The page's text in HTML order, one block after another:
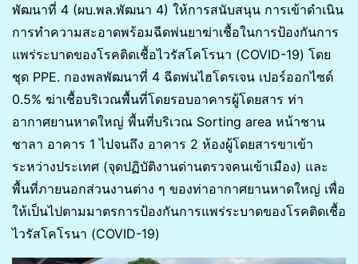
พัฒนาที่ 4 (ผบ.พล.พัฒนา 4) ให้การสนับสนุน การเข้าดำเนิน
การทำความสะอาดพร้อมฉีดพ่นยาฆ่าเชื้อในการป้องกันการ
แพร่ระบาดของโรคติดเชื้อไวรัสโคโรนา (COVID-19) โดย
ชุด PPE. กองพลพัฒนาที่ 4 ฉีดพ่นไฮโดรเจน เปอร์ออกไซด์
0.5% ฆ่าเชื้อบริเวณพื้นที่โดยรอบอาคารผู้โดยสาร ท่า
อากาศยานหาดใหญ่ พื้นที่บริเวณ Sorting area หน้าชาน
ชาลา อาคาร 1 ไปจนถึง อาคาร 2 ห้องผู้โดยสารขาเข้า
ระหว่างประเทศ (จุดปฏิบัติงานด่านตรวจคนเข้าเมือง) และ
พื้นที่ภายนอกส่วนงานต่าง ๆ ของท่าอากาศยานหาดใหญ่ เพื่อ
ให้เป็นไปตามมาตรการป้องกันการแพร่ระบาดของโรคติดเชื้อ
ไวรัสโคโรนา (COVID-19)